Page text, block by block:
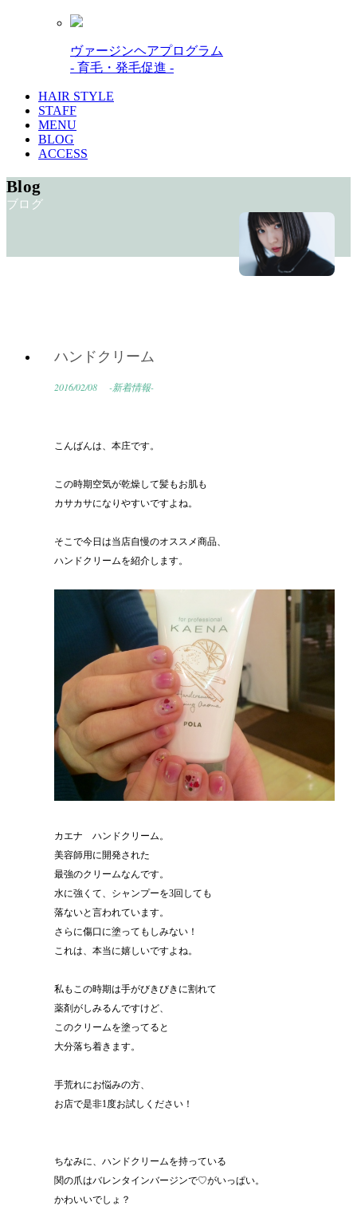
ヴァージンヘアプログラム
- 育毛・発毛促進 -
HAIR STYLE
STAFF
MENU
BLOG
ACCESS
Blog
ブログ
ハンドクリーム
2016/02/08 -新着情報-
こんばんは、本庄です。
この時期空気が乾燥して髪もお肌も
カサカサになりやすいですよね。
そこで今日は当店自慢のオススメ商品、
ハンドクリームを紹介します。
カエナ ハンドクリーム。
美容師用に開発された
最強のクリームなんです。
水に強くて、シャンプーを3回しても
落ないと言われています。
さらに傷口に塗ってもしみない！
これは、本当に嬉しいですよね。
私もこの時期は手がびきびきに割れて
薬剤がしみるんですけど、
このクリームを塗ってると
大分落ち着きます。
手荒れにお悩みの方、
お店で是非1度お試しください！
ちなみに、ハンドクリームを持っている
関の爪はバレンタインバージンで♡がいっぱい。
かわいいでしょ？